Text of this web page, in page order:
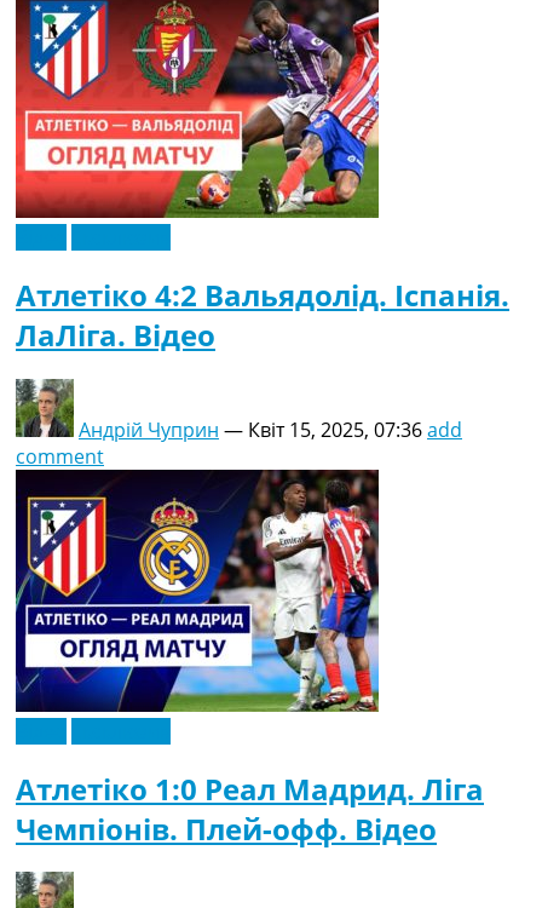
Атлетіко 4:2 Вальядолід. Іспанія.
ЛаЛіга. Відео
Андрій Чуприн — Квіт 15, 2025, 07:36add
comment
Атлетіко 1:0 Реал Мадрид. Ліга
Чемпіонів. Плей-офф. Відео